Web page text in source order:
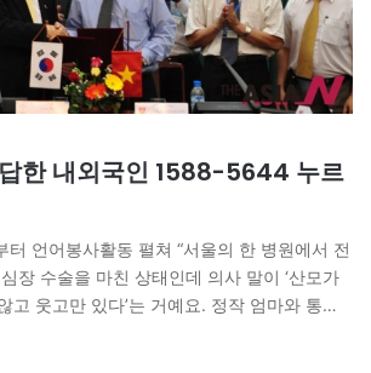
한 내외국인 1588-5644 누르
터 언어봉사활동 펼쳐 “서울의 한 병원에서 전
장 수술을 마친 상태인데 의사 말이 ‘산모가
고 웃고만 있다’는 거예요. 정작 엄마와 통화
때 눈물이 났어요. 한국어를 몰라 무책임한 엄